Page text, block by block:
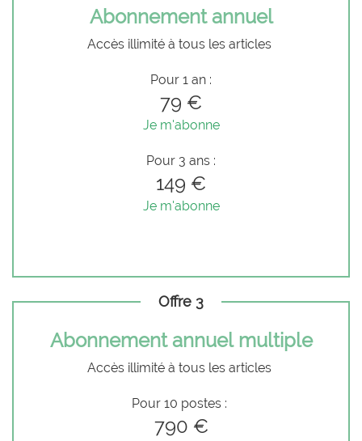
Abonnement annuel
Accès illimité à tous les articles
Pour 1 an :
79 €
Je m'abonne
Pour 3 ans :
149 €
Je m'abonne
Offre 3
Abonnement annuel multiple
Accès illimité à tous les articles
Pour 10 postes :
790 €